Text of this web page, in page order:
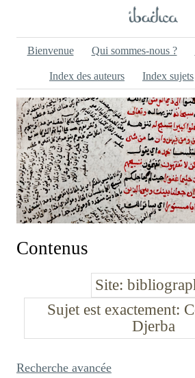
Bienvenue Qui sommes-nous ?
Index des auteurs Index sujets
Contenus
Site
Sujet est exactement
Djerba
Recherche avancée